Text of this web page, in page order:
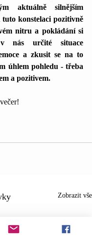
aktuálně silnějším
konstelaci pozitivně
nitru a pokládání si
nás určité situace
a zkusit se na to
úhlem pohledu - třeba
a pozitivem.
Zobrazit vše